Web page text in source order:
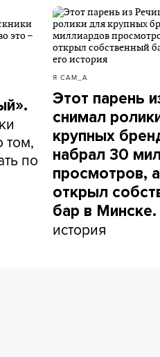
том,
по
Я САМ_А
Этот парень
снимал
крупных
набрал 30
просмотров,
открыл
бар в Минске.
история